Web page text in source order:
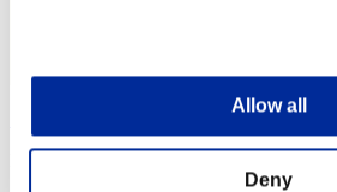
Allow all
Deny